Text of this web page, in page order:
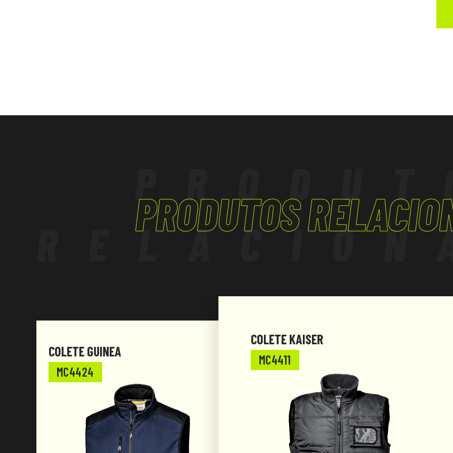
PRODUTOS
COLETE GUINEA
MC4424
COLETE KAISER
MC4411